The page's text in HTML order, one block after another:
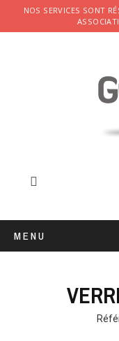
NOS SERVICES SONT
MENU